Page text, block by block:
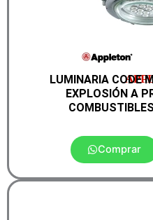
LUMINARIA CODE
EXPLOSIÓN A
Comprar